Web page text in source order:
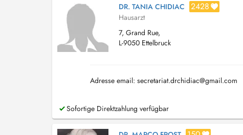
DR. TANIA CHIDIAC 2428
Hausarzt
7, Grand Rue,
L-9050 Ettelbruck
Adresse email: secretariat.drchidiac@gmail.com
Sofortige Direktzahlung verfügbar